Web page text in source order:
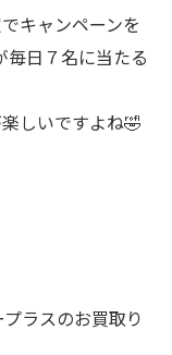
キャンペーンを
毎日７名に当たる
しいですよね🤣
ラスのお買取り